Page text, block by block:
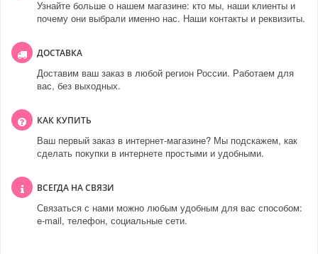
Узнайте больше о нашем магазине: кто мы, наши клиенты и
почему они выбрали именно нас. Наши контакты и реквизиты.
ДОСТАВКА
Доставим ваш заказ в любой регион России. Работаем для
вас, без выходных.
КАК КУПИТЬ
Ваш первый заказ в интернет-магазине? Мы подскажем, как
сделать покупки в интернете простыми и удобными.
ВСЕГДА НА СВЯЗИ
Связаться с нами можно любым удобным для вас способом:
e-mail, телефон, социальные сети.